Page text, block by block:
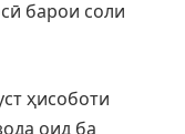
барои соли
ҳисоботи
оид ба